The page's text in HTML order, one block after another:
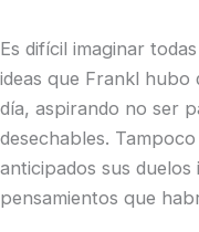
Es difícil imaginar
ideas que Frankl hubo
día, aspirando no ser
desechables.
anticipados sus duelos
pensamientos que